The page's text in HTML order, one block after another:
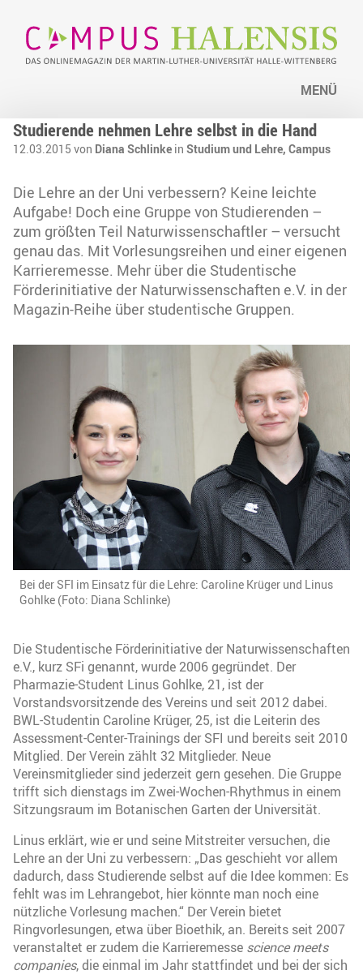
MENÜ
Studierende nehmen Lehre selbst in die Hand
12.03.2015 von Diana Schlinke in Studium und Lehre, Campus
Die Lehre an der Uni verbessern? Keine leichte
Aufgabe! Doch eine Gruppe von Studierenden –
zum größten Teil Naturwissenschaftler – versucht
genau das. Mit Vorlesungsreihen und einer eigenen
Karrieremesse. Mehr über die Studentische
Förderinitiative der Naturwissenschaften e.V. in der
Magazin-Reihe über studentische Gruppen.
Bei der SFI im Einsatz für die Lehre: Caroline Krüger und Linus
Gohlke (Foto: Diana Schlinke)
Die Studentische Förderinitiative der Naturwissenschaften
e.V., kurz SFi genannt, wurde 2006 gegründet. Der
Pharmazie-Student Linus Gohlke, 21, ist der
Vorstandsvorsitzende des Vereins und seit 2012 dabei.
BWL-Studentin Caroline Krüger, 25, ist die Leiterin des
Assessment-Center-Trainings der SFI und bereits seit 2010
Mitglied. Der Verein zählt 32 Mitglieder. Neue
Vereinsmitglieder sind jederzeit gern gesehen. Die Gruppe
trifft sich dienstags im Zwei-Wochen-Rhythmus in einem
Sitzungsraum im Botanischen Garten der Universität.
Linus erklärt, wie er und seine Mitstreiter versuchen, die
Lehre an der Uni zu verbessern: „Das geschieht vor allem
dadurch, dass Studierende selbst auf die Idee kommen: Es
fehlt was im Lehrangebot, hier könnte man noch eine
nützliche Vorlesung machen.“ Der Verein bietet
Ringvorlesungen, etwa über Bioethik, an. Bereits seit 2007
veranstaltet er zudem die Karrieremesse science meets
companies, die einmal im Jahr stattfindet und bei der sich